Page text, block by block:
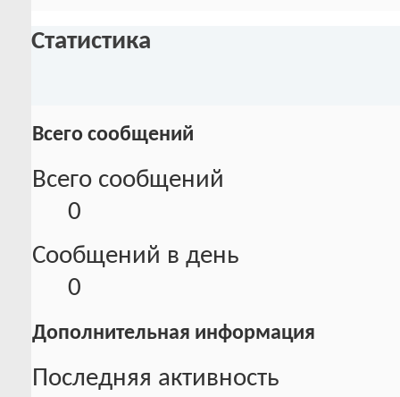
Статистика
Всего сообщений
Всего сообщений
0
Сообщений в день
0
Дополнительная информация
Последняя активность